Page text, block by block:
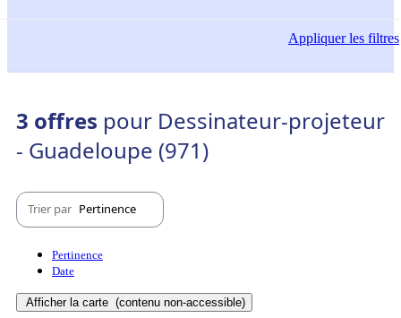
Appliquerles filtres
3 offres pour Dessinateur-projeteur
- Guadeloupe (971)
Trier par Pertinence
Pertinence
Date
Afficher la carte (contenu non-accessible)